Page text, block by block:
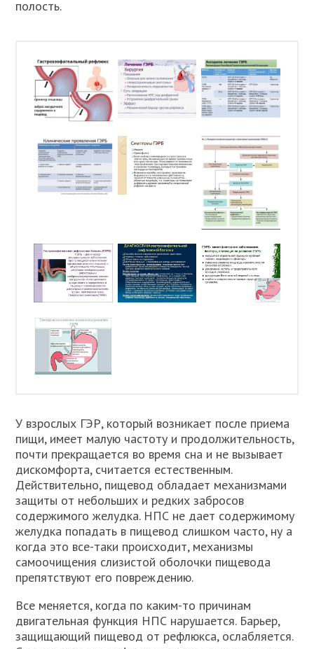
полость.
У взрослых ГЭР, который возникает после приема
пищи, имеет малую частоту и продолжительность,
почти прекращается во время сна и не вызывает
дискомфорта, считается естественным.
Действительно, пищевод обладает механизмами
защиты от небольших и редких забросов
содержимого желудка. НПС не дает содержимому
желудка попадать в пищевод слишком часто, ну а
когда это все-таки происходит, механизмы
самоочищения слизистой оболочки пищевода
препятствуют его повреждению.
Все меняется, когда по каким-то причинам
двигательная функция НПС нарушается. Барьер,
защищающий пищевод от рефлюкса, ослабляется.